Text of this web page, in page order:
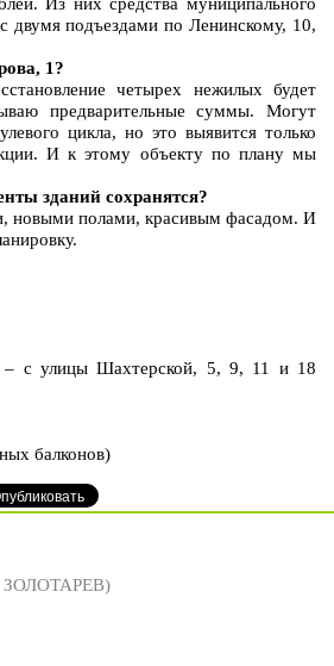
двумя подъездами по Ленинскому, 10,
1?
четырех нежилых будет
предварительные суммы. Могут
цикла, но это выявится только
И к этому объекту по плану мы
зданий сохранятся?
новыми полами, красивым фасадом. И
с улицы Шахтерской, 5, 9, 11 и 18
балконов)
ЗОЛОТАРЕВ)